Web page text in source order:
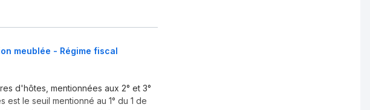
meublée - Régime fiscal
d'hôtes, mentionnées aux 2° et 3°
le seuil mentionné au 1° du 1 de